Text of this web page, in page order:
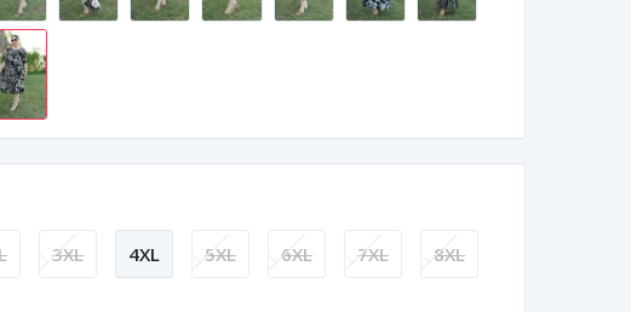
3XL 4XL 5XL 6XL 7XL 8XL